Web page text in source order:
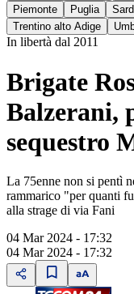
Piemonte
Puglia
Trentino alto Adige
In libertà dal 2011
Brigate
Balzerani,
sequestro
La 75enne non si pentì
rammarico "per quanti
alla strage di via Fani
04 Mar 2024 - 17:32
04 Mar 2024 - 17:32